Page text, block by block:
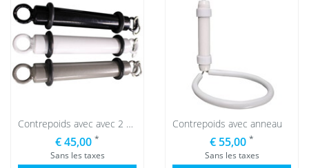
Contrepoids avec avec 2 anneaux de mât
€ 45,00 *
Sans les taxes
Contrepoids avec anneau
€ 55,00 *
Sans les taxes